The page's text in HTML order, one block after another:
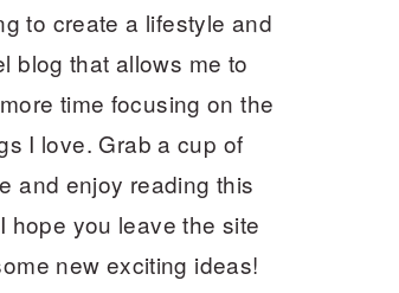
to create a lifestyle and
blog that allows me to
time focusing on the
I love. Grab a cup of
and enjoy reading this
hope you leave the site
new exciting ideas!